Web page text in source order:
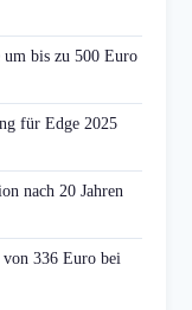
um bis zu 500 Euro
für Edge 2025
nach 20 Jahren
von 336 Euro bei